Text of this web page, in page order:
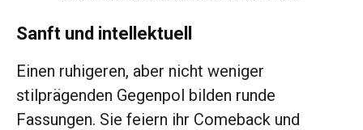
Sanft und intellektuell
Einen ruhigeren, aber nicht weniger
stilprägenden Gegenpol bilden runde
Fassungen. Sie feiern ihr Comeback und